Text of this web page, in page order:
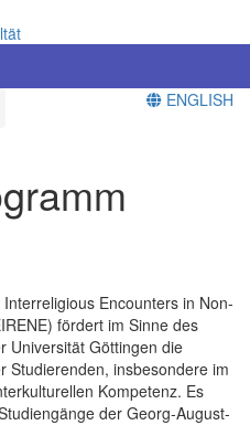
ENGLISH
Encounters in Non-
fördert im Sinne des
Universität Göttingen die
Studierenden, insbesondere im
Kompetenz. Es
der Georg-August-